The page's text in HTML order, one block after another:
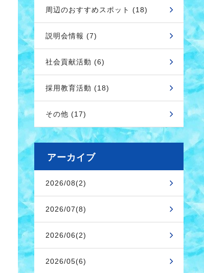
周辺のおすすめスポット (18)
説明会情報 (7)
社会貢献活動 (6)
採用教育活動 (18)
その他 (17)
アーカイブ
2026/08(2)
2026/07(8)
2026/06(2)
2026/05(6)